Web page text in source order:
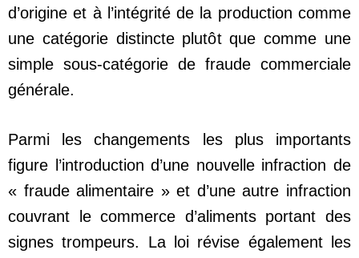
d’origine et à l’intégrité de la production comme
une catégorie distincte plutôt que comme une
simple sous-catégorie de fraude commerciale
générale.
Parmi les changements les plus importants
figure l’introduction d’une nouvelle infraction de
« fraude alimentaire » et d’une autre infraction
couvrant le commerce d’aliments portant des
signes trompeurs. La loi révise également les